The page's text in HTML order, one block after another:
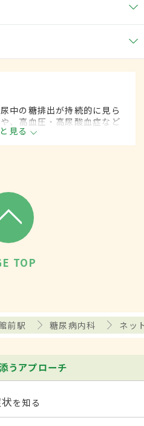
中の糖排出が持続的に見ら
、高血圧・高尿酸血症など
う内科の一領域です。
見る
TOP
前駅 糖尿病内科 ネッ
うアプローチ
を知る